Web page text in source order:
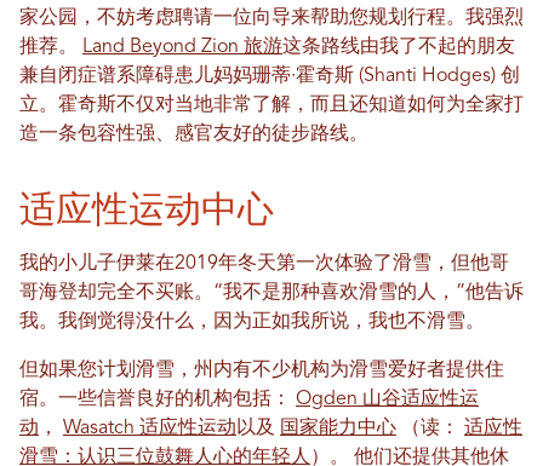
家公园，不妨考虑聘请一位向导来帮助您规划行程。我强烈
推荐。
Land Beyond Zion 旅游这条路线由我了不起的朋友
兼自闭症谱系障碍患儿妈妈珊蒂·霍奇斯 (Shanti Hodges) 创
立。霍奇斯不仅对当地非常了解，而且还知道如何为全家打
造一条包容性强、感官友好的徒步路线。
适应性运动中心
我的小儿子伊莱在2019年冬天第一次体验了滑雪，但他哥
哥海登却完全不买账。“我不是那种喜欢滑雪的人，”他告诉
我。我倒觉得没什么，因为正如我所说，我也不滑雪。
但如果您计划滑雪，州内有不少机构为滑雪爱好者提供住
宿。一些信誉良好的机构包括： Ogden 山谷适应性运
动 ， Wasatch 适应性运动以及 国家能力中心 （读： 适应性
滑雪：认识三位鼓舞人心的年轻人 ）。 他们还提供其他休